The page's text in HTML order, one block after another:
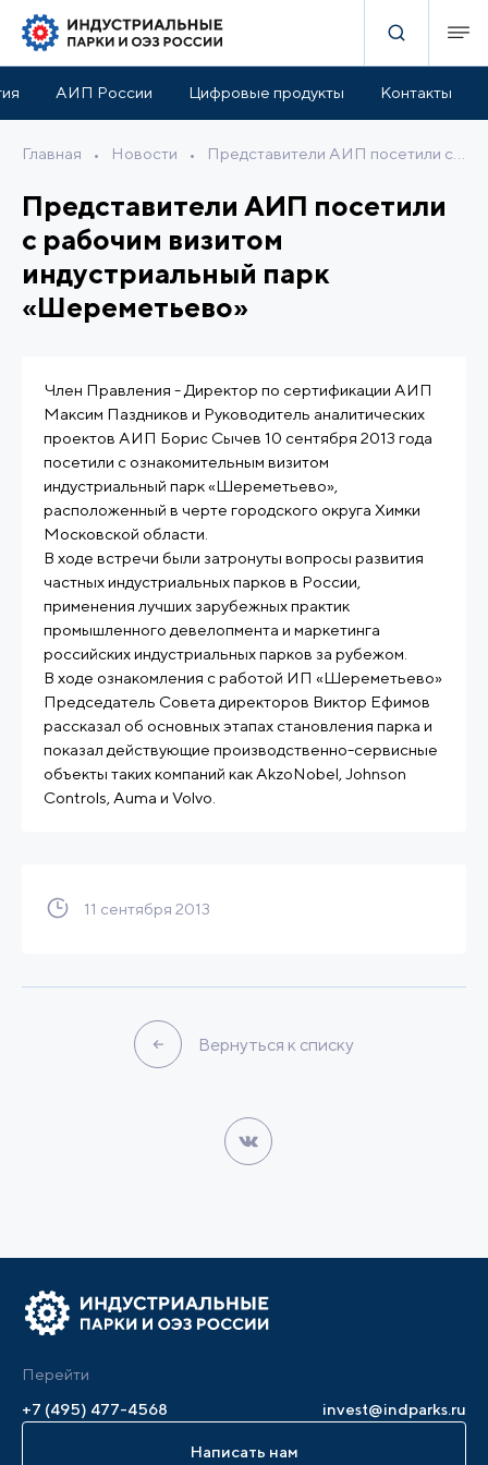
АИП России Цифровые продукты Контакты
Главная • Новости •
Представители АИП посетили
с рабочим визитом
индустриальный парк
«Шереметьево»
Член Правления - Директор по сертификации АИП
Максим Паздников и Руководитель аналитических
проектов АИП Борис Сычев 10 сентября 2013 года
посетили с ознакомительным визитом
индустриальный парк «Шереметьево»,
расположенный в черте городского округа Химки
Московской области.
В ходе встречи были затронуты вопросы развития
частных индустриальных парков в России,
применения лучших зарубежных практик
промышленного девелопмента и маркетинга
российских индустриальных парков за рубежом.
В ходе ознакомления с работой ИП «Шереметьево»
Председатель Совета директоров Виктор Ефимов
рассказал об основных этапах становления парка и
показал действующие производственно-сервисные
объекты таких компаний как AkzoNobel, Johnson
Controls, Auma и Volvo.
11 сентября 2013
Вернуться к списку
Перейти
+7 (495) 477-4568
invest@indparks.ru
Написать нам